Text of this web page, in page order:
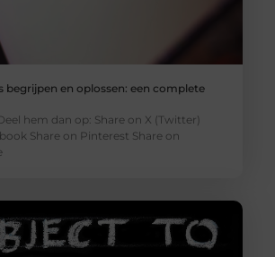
begrijpen en oplossen: een complete
hem dan op: Share on X (Twitter)
Share on Pinterest Share on